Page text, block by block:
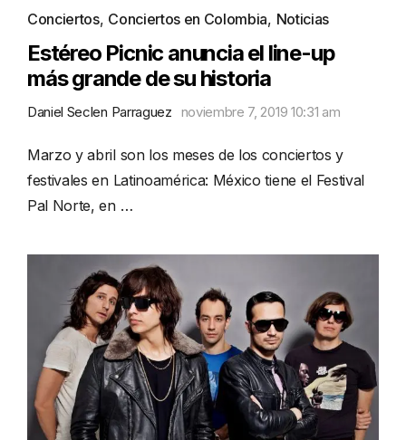
Conciertos, Conciertos en Colombia, Noticias
Estéreo Picnic anuncia el line-up
más grande de su historia
Daniel Seclen Parraguez noviembre 7, 2019 10:31 am
Marzo y abril son los meses de los conciertos y
festivales en Latinoamérica: México tiene el Festival
Pal Norte, en …